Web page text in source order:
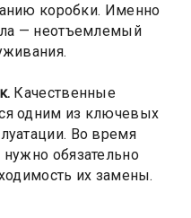
коробки. Именно
— неотъемлемый
. Качественные
одним из ключевых
Во время
обязательно
их замены.